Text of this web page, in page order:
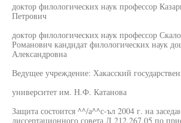
доктор филологических наук профессор
Петрович
доктор филологических наук профессор
Романович кандидат филологических наук
Александровна
Ведущее учреждение: Хакасский
университет им. Н.Ф. Катанова
Защита состоится ^^/а^^с-ъл 2004 г. на
диссертационного совета Д 212.267.05 по